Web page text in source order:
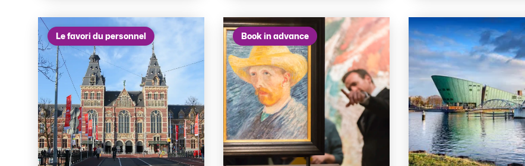
Le favori du personnel Book in advance